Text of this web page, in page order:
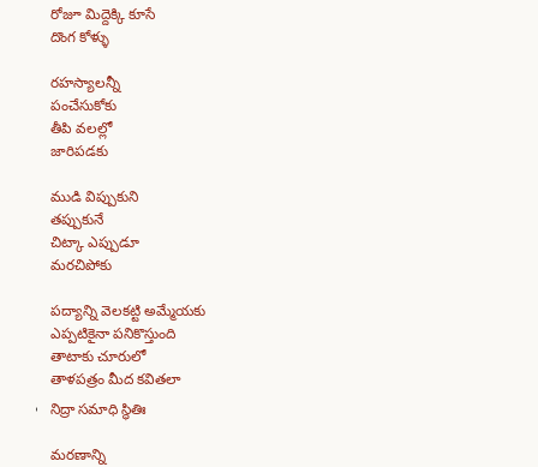
రోజూ మిద్దెక్కి కూసే
దొంగ కోళ్ళు
రహస్యాలన్నీ
పంచేసుకోకు
తీపి వలల్లో
జారిపడకు
ముడి విప్పుకుని
తప్పుకునే
చిట్కా ఎప్పుడూ
మరచిపోకు
పద్యాన్ని వెలకట్టి అమ్మేయకు
ఎప్పటికైనా పనికొస్తుంది
తాటాకు చూరులో
తాళపత్రం మీద కవితలా
నిద్రా సమాధి స్థితిః
మరణాన్ని